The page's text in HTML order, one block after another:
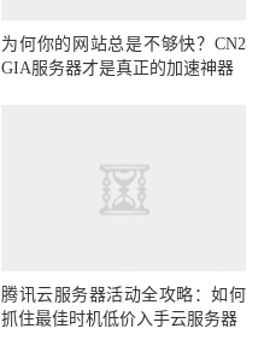
为何你的网站总是不够快？CN2
GIA服务器才是真正的加速神器
腾讯云服务器活动全攻略：如何
抓住最佳时机低价入手云服务器